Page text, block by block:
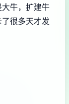
牛，扩建牛
很多天才发